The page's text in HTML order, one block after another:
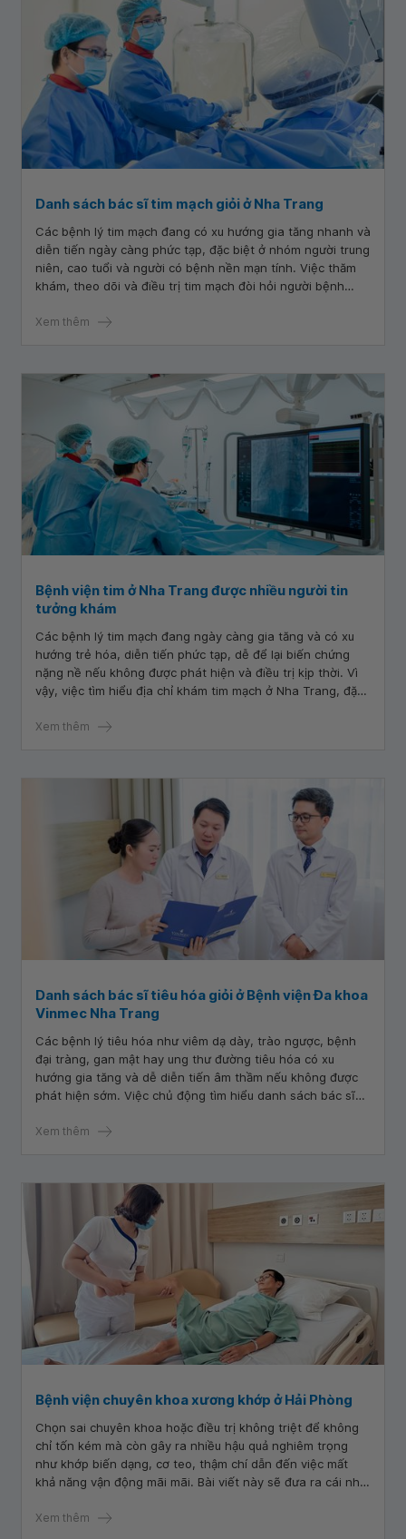
Danh sách bác sĩ tim mạch giỏi ở Nha Trang
Các bệnh lý tim mạch đang có xu hướng gia tăng nhanh và
diễn tiến ngày càng phức tạp, đặc biệt ở nhóm người trung
niên, cao tuổi và người có bệnh nền mạn tính. Việc thăm
khám, theo dõi và điều trị tim mạch đòi hỏi người bệnh
có chuyên môn sâu và kinh nghiệm lâm sàng vững vàng.
quả điều trị và hạn chế nguy cơ biến chứng lâu dài.
Xem thêm
Bệnh viện tim ở Nha Trang được nhiều người tin
tưởng khám
Các bệnh lý tim mạch đang ngày càng gia tăng và có xu
hướng trẻ hóa, diễn tiến phức tạp, dễ để lại biến chứng
nặng nề nếu không được phát hiện và điều trị kịp thời. Vì
vậy, việc tìm hiểu địa chỉ khám tim mạch ở Nha Trang, đặc
sâu, trang thiết bị hiện đại và đội ngũ bác sĩ giàu kinh
Trung tâm Tim mạch - Bệnh viện Đa khoa Vinmec Nha
Trang được nhiều người bệnh tin tưởng lựa chọn nhờ mô
hình tim mạch chuyên sâu, dịch vụ toàn diện và chất lượng
điều trị theo chuẩn quốc tế.
Xem thêm
Danh sách bác sĩ tiêu hóa giỏi ở Bệnh viện Đa khoa
Vinmec Nha Trang
Các bệnh lý tiêu hóa như viêm dạ dày, trào ngược, bệnh
đại tràng, gan mật hay ung thư đường tiêu hóa có xu
hướng gia tăng và dễ diễn tiến âm thầm nếu không được
phát hiện sớm. Việc chủ động tìm hiểu danh sách bác sĩ
chuyên gia, từ đó nâng cao hiệu quả chẩn đoán, điều trị và
Xem thêm
Bệnh viện chuyên khoa xương khớp ở Hải Phòng
Chọn sai chuyên khoa hoặc điều trị không triệt để không
chỉ tốn kém mà còn gây ra nhiều hậu quả nghiêm trọng
như khớp biến dạng, cơ teo, thậm chí dẫn đến việc mất
khả năng vận động mãi mãi. Bài viết này sẽ đưa ra cái nhìn
hợp nhất.
Xem thêm